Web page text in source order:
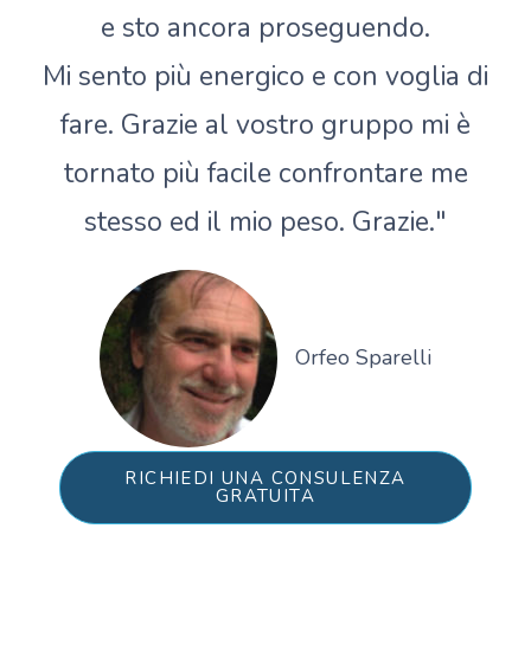
e sto ancora proseguendo.
Mi sento più energico e con voglia di
fare. Grazie al vostro gruppo mi è
tornato più facile confrontare me
stesso ed il mio peso. Grazie."
Orfeo Sparelli
RICHIEDI UNA CONSULENZA
GRATUITA